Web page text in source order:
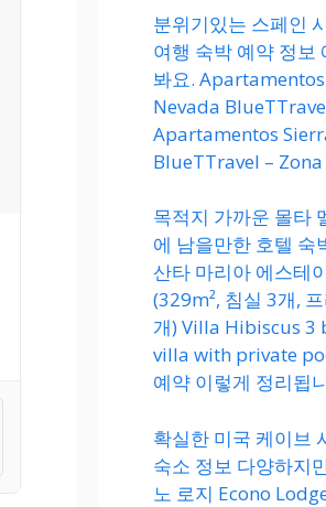
분위기있는 스페인
여행 숙박 예약 정보
봐요.
Nevada
Apartamentos
BlueTTravel –
목적지 가까운 몰타
에 남을만한 호텔 숙
산타 마리아 에스테
(329m², 침실 3개,
개) Villa Hibiscus 3
villa with private
예약 이렇게 정리됩
확실한 미국 케이브
숙소 정보 다양하지
노 로지 Econo